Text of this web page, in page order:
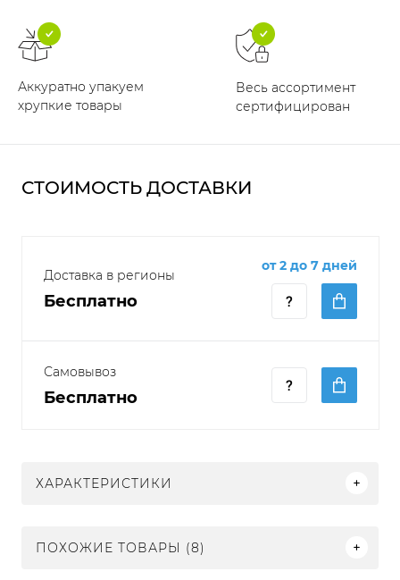
Аккуратно упакуем
хрупкие товары
Весь ассортимент
сертифицирован
СТОИМОСТЬ ДОСТАВКИ
Доставка в регионы
Бесплатно
от 2 до 7 дней
Самовывоз
Бесплатно
ХАРАКТЕРИСТИКИ
ПОХОЖИЕ ТОВАРЫ (8)